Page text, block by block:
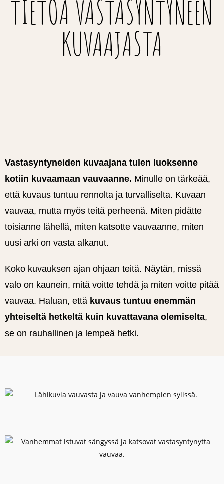
TIETOA VASTASYNTYNEEN
KUVAAJASTA
Vastasyntyneiden kuvaajana tulen luoksenne
kotiin kuvaamaan vauvaanne. Minulle on tärkeää,
että kuvaus tuntuu rennolta ja turvalliselta. Kuvaan
vauvaa, mutta myös teitä perheenä. Miten pidätte
toisianne lähellä, miten katsotte vauvaanne, miten
uusi arki on vasta alkanut.
Koko kuvauksen ajan ohjaan teitä. Näytän, missä
valo on kaunein, mitä voitte tehdä ja miten voitte pitää
vauvaa. Haluan, että kuvaus tuntuu enemmän
yhteiseltä hetkeltä kuin kuvattavana olemiselta,
se on rauhallinen ja lempeä hetki.